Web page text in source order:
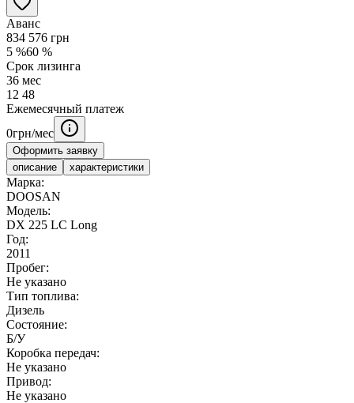
Аванс
834 576 грн
5 %60 %
Срок лизинга
36 мес
12 48
Ежемесячный платеж
0грн/мес
Оформить заявку
описание
характеристики
Марка:
DOOSAN
Модель:
DX 225 LC Long
Год:
2011
Пробег:
Не указано
Тип топлива:
Дизель
Состояние:
Б/У
Коробка передач:
Не указано
Привод:
Не указано